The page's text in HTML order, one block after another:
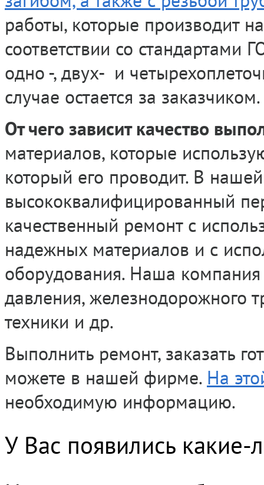
работы, которые производит
соответствии со стандартами
одно -, двух- и
случае остается за заказчиком.
От чего зависит качество
материалов, которые
который его проводит. В
высококвалифицированный
качественный ремонт с
надежных материалов и с
оборудования. Наша
давления, железнодорожного
техники и др.
Выполнить ремонт, заказать
можете в нашей фирме. На
необходимую информацию.
У Вас появились какие-